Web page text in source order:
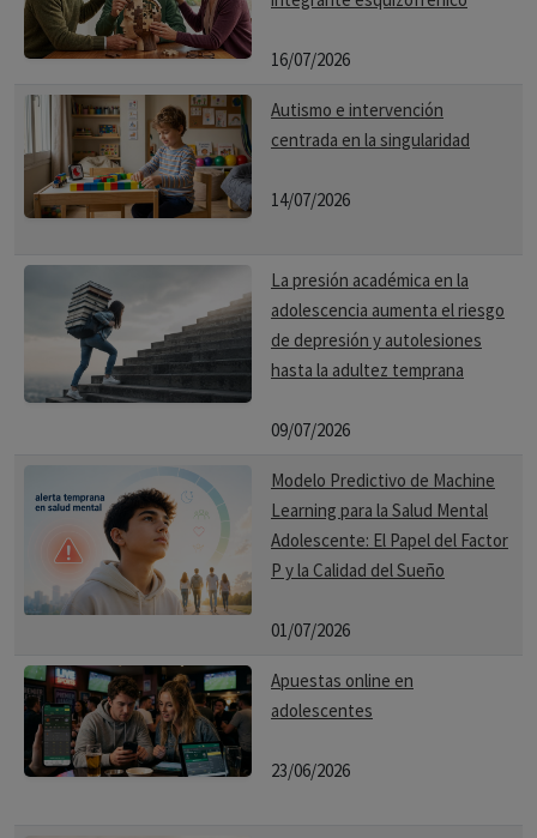
16/07/2026
Autismo e intervención
centrada en la singularidad
14/07/2026
La presión académica en la
adolescencia aumenta el riesgo
de depresión y autolesiones
hasta la adultez temprana
09/07/2026
Modelo Predictivo de Machine
Learning para la Salud Mental
Adolescente: El Papel del Factor
P y la Calidad del Sueño
01/07/2026
Apuestas online en
adolescentes
23/06/2026